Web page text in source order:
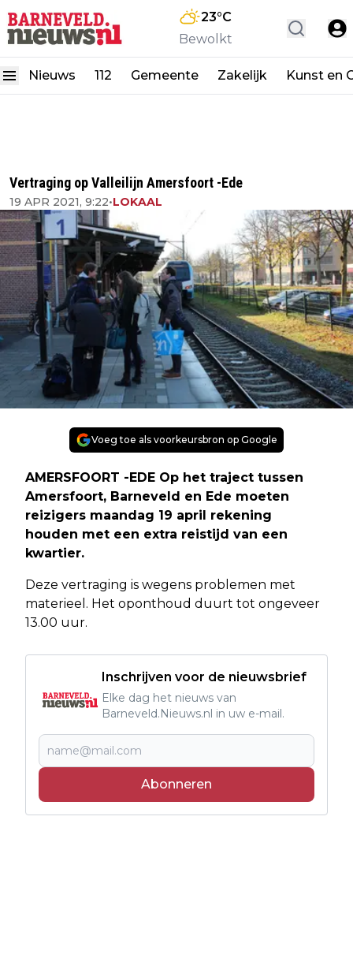
23°C
Bewolkt
Nieuws 112 Gemeente Zakelijk Kunst en
Vertraging op Valleilijn Amersfoort -Ede
19 APR 2021, 9:22•LOKAAL
Voeg toe als voorkeursbron op Google
AMERSFOORT -EDE Op het traject tussen
Amersfoort, Barneveld en Ede moeten
reizigers maandag 19 april rekening
houden met een extra reistijd van een
kwartier.
Deze vertraging is wegens problemen met
materieel. Het oponthoud duurt tot ongeveer
13.00 uur.
Inschrijven voor de nieuwsbrief
Elke dag het nieuws van
Barneveld.Nieuws.nl in uw e-mail.
Abonneren